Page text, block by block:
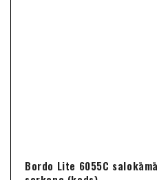
Bordo Lite 6055C